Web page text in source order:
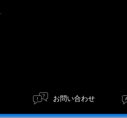
お問い合わせ